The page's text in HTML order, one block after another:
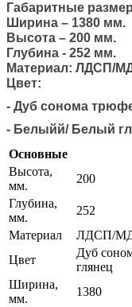
Габаритные
Ширина – 1380 мм.
Высота – 200 мм.
Глубина - 252 мм.
Материал: ЛДСП/
Цвет:
- Дуб сонома
- Белыйй/ Белый
Основные
Высота,
мм.
200
Глубина,
мм.
252
Материал
ЛДСП/
Цвет
Дуб
глянец
Ширина,
мм.
1380